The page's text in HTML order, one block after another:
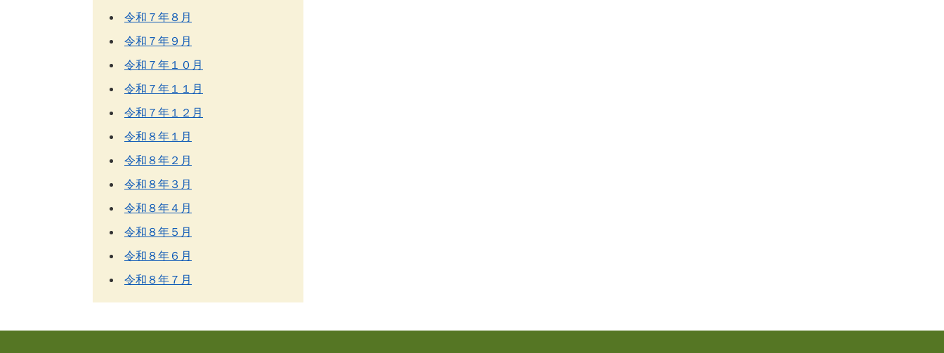
令和７年８月
令和７年９月
令和７年１０月
令和７年１１月
令和７年１２月
令和８年１月
令和８年２月
令和８年３月
令和８年４月
令和８年５月
令和８年６月
令和８年７月